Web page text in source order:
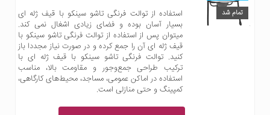
تمام شد
استفاده از توالت فرنگی تاشو سینکو با قیف ژله ای
بسیار آسان بوده و فضای زیادی اشغال نمی کند.
میتوان پس از استفاده از توالت فرنگی تاشو سینکو با
قیف ژله ای آن را جمع کرده و در صورت نیاز مجددا باز
کنید. توالت فرنگی تاشو سینکو با قیف ژله ای با
ترکیب طراحی جمع‌وجور و مقاومت بالا، مناسب
استفاده در اماکن عمومی، مساجد، محیط‌های کارگاهی،
کمپینگ و حتی منازلی است.